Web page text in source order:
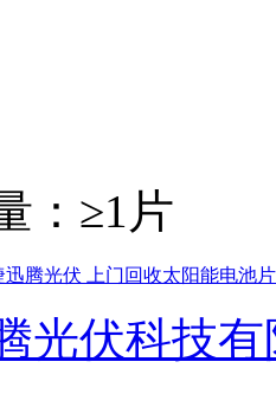
： ≥1片
腾光伏 上门回收太阳能电池片
光伏科技